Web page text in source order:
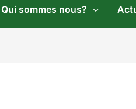
Qui sommes nous?